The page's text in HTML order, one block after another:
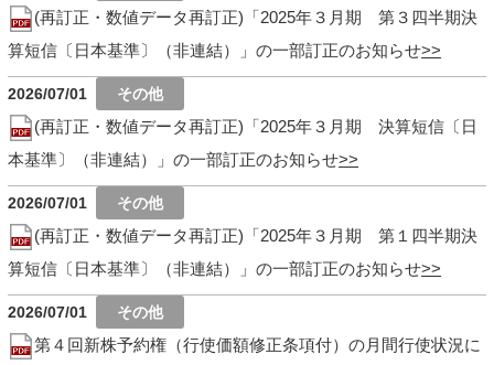
(再訂正・数値データ再訂正)「2025年３月期 第３四半期決
算短信〔日本基準〕（非連結）」の一部訂正のお知らせ
2026/07/01
(再訂正・数値データ再訂正)「2025年３月期 決算短信〔日
本基準〕（非連結）」の一部訂正のお知らせ
2026/07/01
(再訂正・数値データ再訂正)「2025年３月期 第１四半期決
算短信〔日本基準〕（非連結）」の一部訂正のお知らせ
2026/07/01
第４回新株予約権（行使価額修正条項付）の月間行使状況に